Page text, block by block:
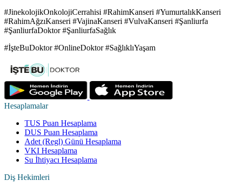
#JinekolojikOnkolojiCerrahisi #RahimKanseri #YumurtalıkKanseri
#RahimAğzıKanseri #VajinaKanseri #VulvaKanseri #Şanliurfa
#ŞanliurfaDoktor #ŞanliurfaSağlık
#İşteBuDoktor #OnlineDoktor #SağlıklıYaşam
Hesaplamalar
TUS Puan Hesaplama
DUS Puan Hesaplama
Adet (Regl) Günü Hesaplama
VKI Hesaplama
Su İhtiyacı Hesaplama
Diş Hekimleri